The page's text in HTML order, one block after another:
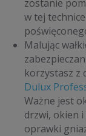
zostanie
w tej
Malując
korzystasz z
Dulux
Ważne jest
drzwi, okien
oprawki